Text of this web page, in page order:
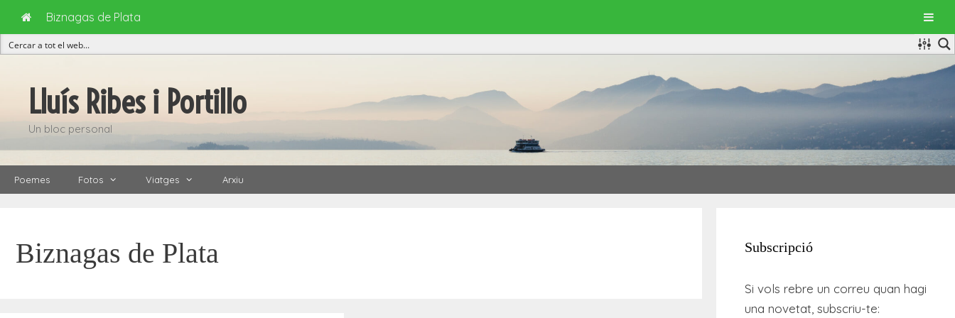
Lluís Ribes i Portillo
Un bloc personal
Poemes Fotos Viatges Arxiu
Biznagas de Plata Subscripció
Si vols rebre un correu quan hagi
una novetat, subscriu-te:
Biznagas de Plata